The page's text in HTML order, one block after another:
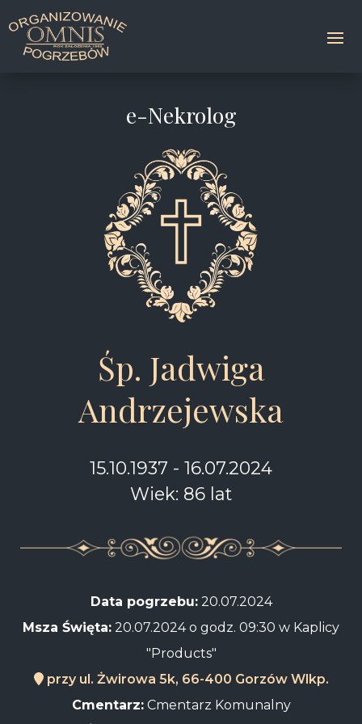
e-Nekrolog
Śp. Jadwiga
Andrzejewska
15.10.1937 - 16.07.2024
Wiek: 86 lat
Data pogrzebu:20.07.2024
Msza Święta: 20.07.2024 o godz. 09:30 w Kaplicy
"Products"
przy ul. Żwirowa 5k, 66-400 Gorzów Wlkp.
Cmentarz:Cmentarz Komunalny